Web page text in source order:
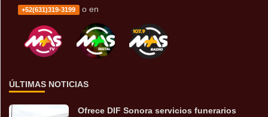
+52(631)319-3199 o en
ÚLTIMAS NOTICIAS
Ofrece DIF Sonora servicios funerarios